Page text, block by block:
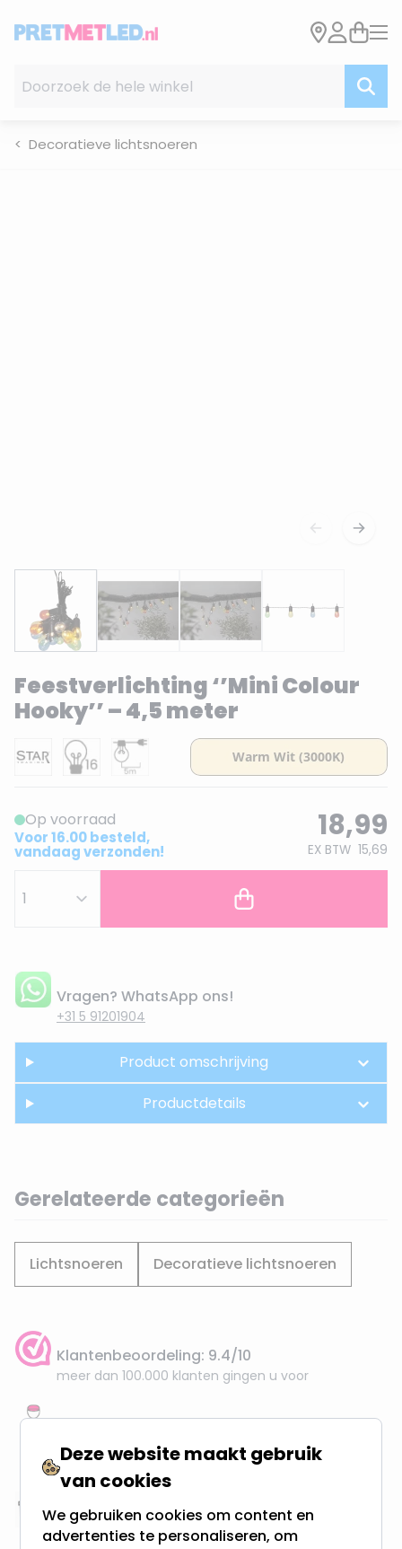
Decoratieve lichtsnoeren
Feestverlichting ‘’Mini Colour
Hooky’’ – 4,5 meter
Op voorraad
Voor 16.00 besteld,
vandaag verzonden!
18,99
EX BTW 15,69
Vragen? WhatsApp ons!
+31 5 91201904
Product omschrijving
Productdetails
Gerelateerde categorieën
Lichtsnoeren Decoratieve lichtsnoeren
Klantenbeoordeling: 9.4/10
meer dan 100.000 klanten gingen u voor
Vanaf EUR100,- naar NL & BE
& 100 dagen recht op retour
Altijd uit eigen voorraad
3000m2 - 60.000+ Producten
Deze website maakt gebruik
van cookies
We gebruiken cookies om content en
advertenties te personaliseren, om